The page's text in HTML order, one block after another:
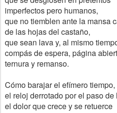
imperfectos pero humanos,
que no tiemblen ante la mansa
de las hojas del castaño,
que sean lava y, al mismo
compás de espera, página
ternura y remanso.
Cómo barajar el efímero tiempo,
el reloj derrotado por el paso de
el dolor que crece y se retuerce